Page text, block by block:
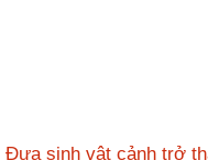
Đưa sinh vật cảnh trở